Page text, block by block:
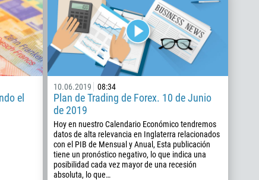
el
10.06.2019 08:34
Plan de Trading de Forex. 10 de Junio
de 2019
Hoy en nuestro Calendario Económico tendremos
datos de alta relevancia en Inglaterra relacionados
con el PIB de Mensual y Anual, Esta publicación
tiene un pronóstico negativo, lo que indica una
posibilidad cada vez mayor de una recesión
absoluta, lo que…